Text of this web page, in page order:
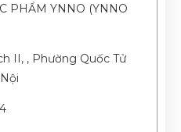
PHẨM YNNO (YNNO
II, , Phường Quốc Tử